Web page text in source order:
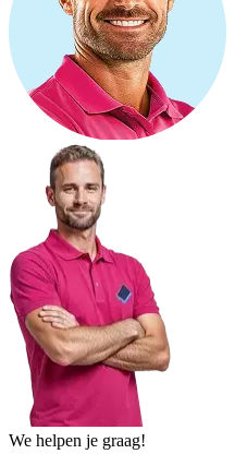
We helpen je graag!